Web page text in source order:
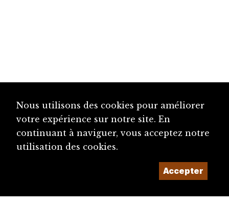
Nous utilisons des cookies pour améliorer
votre expérience sur notre site. En
continuant à naviguer, vous acceptez notre
utilisation des cookies.
Accepter